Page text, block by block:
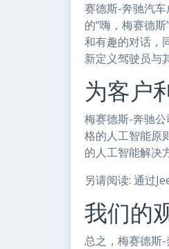
赛德斯-奔驰汽
的“嗨，梅赛德
和有趣的对话，
新定义驾驶员与
为客户
梅赛德斯-奔驰
格的人工智能原
的人工智能解决
另请阅读: 通过
我们的
总之，梅赛德斯